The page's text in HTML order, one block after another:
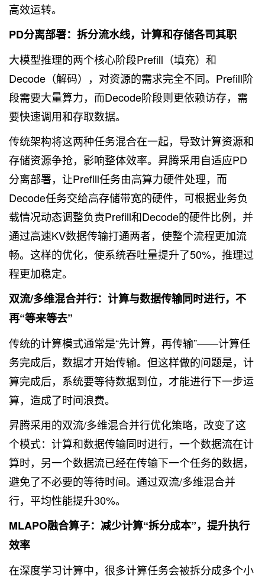
高效运转。
PD分离部署：拆分流水线，计算和存储各司其职
大模型推理的两个核心阶段Prefill（填充）和
Decode（解码），对资源的需求完全不同。Prefill阶
段需要大量算力，而Decode阶段则更依赖访存，需
要快速调用和存取数据。
传统架构将这两种任务混合在一起，导致计算资源和
存储资源争抢，影响整体效率。昇腾采用自适应PD
分离部署，让Prefill任务由高算力硬件处理，而
Decode任务交给高存储带宽的硬件，可根据业务负
载情况动态调整负责Prefill和Decode的硬件比例，并
通过高速KV数据传输打通两者，使整个流程更加流
畅。这样的优化，使系统吞吐量提升了50%，推理过
程更加稳定。
双流/多维混合并行：计算与数据传输同时进行，不
再“等来等去”
传统的计算模式通常是“先计算，再传输”——计算任
务完成后，数据才开始传输。但这样做的问题是，计
算完成后，系统要等待数据到位，才能进行下一步运
算，造成了时间浪费。
昇腾采用的双流/多维混合并行优化策略，改变了这
个模式：计算和数据传输同时进行，一个数据流在计
算时，另一个数据流已经在传输下一个任务的数据，
避免了不必要的等待时间。通过双流/多维混合并
行，平均性能提升30%。
MLAPO融合算子：减少计算“拆分成本”，提升执行
效率
在深度学习计算中，很多计算任务会被拆分成多个小